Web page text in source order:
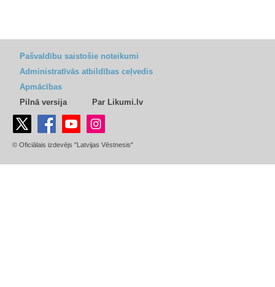
Pašvaldību saistošie noteikumi
Administratīvās atbildības ceļvedis
Apmācības
Pilnā versija
Par Likumi.lv
© Oficiālais izdevējs "Latvijas Vēstnesis"